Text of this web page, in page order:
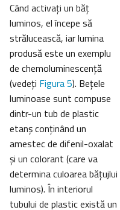
Când activaţi un băţ
luminos, el începe să
strălucească, iar lumina
produsă este un exemplu
de chemoluminescenţă
(vedeţi Figura 5). Beţele
luminoase sunt compuse
dintr-un tub de plastic
etanş conţinând un
amestec de difenil-oxalat
şi un colorant (care va
determina culoarea băţujlui
luminos). În interiorul
tubului de plastic există un